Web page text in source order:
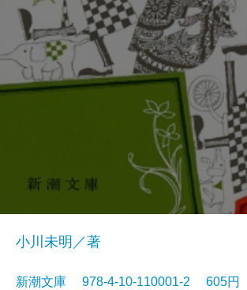
小川未明／著
新潮文庫 978-4-10-110001-2 605円